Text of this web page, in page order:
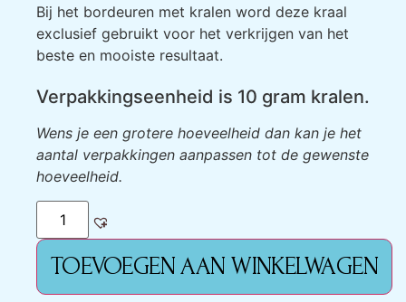
Bij het bordeuren met kralen word deze kraal
exclusief gebruikt voor het verkrijgen van het
beste en mooiste resultaat.
Verpakkingseenheid is 10 gram kralen.
Wens je een grotere hoeveelheid dan kan je het
aantal verpakkingen aanpassen tot de gewenste
hoeveelheid.
TOEVOEGEN AAN WINKELWAGEN